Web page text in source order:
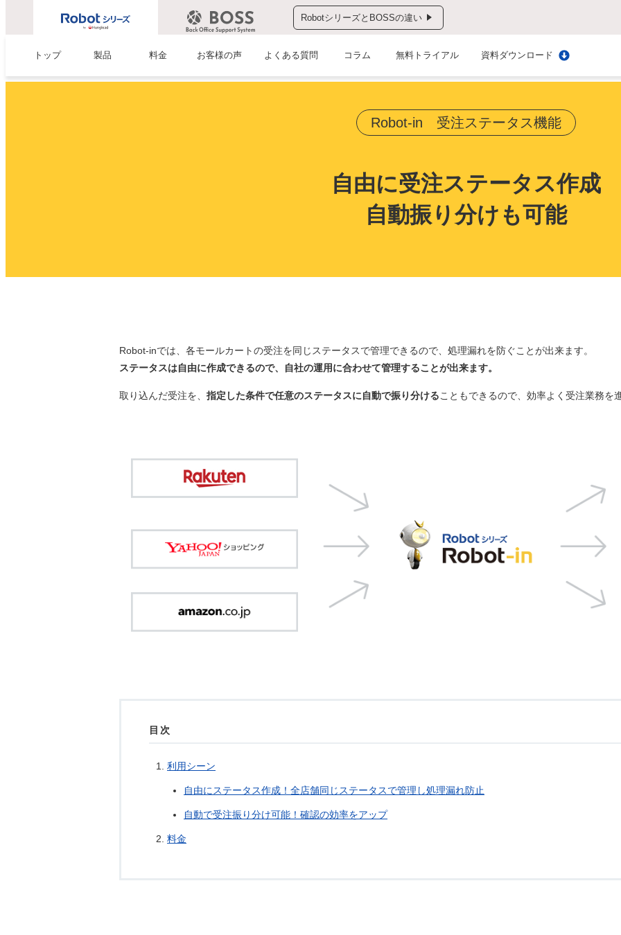
RobotシリーズとBOSSの違い
トップ 製品 料金 お客様の声 よくある質問 コラム 無料トライアル 資料ダウンロード
Robot-in 受注ステータス機能
自由に受注ステータス作成
自動振り分けも可能
Robot-inでは、各モールカートの受注を同じステータスで管理できるので、処理漏れを防ぐことが出来ます。
ステータスは自由に作成できるので、自社の運用に合わせて管理することが出来ます。
取り込んだ受注を、 指定した条件で任意のステータスに自動で振り分けることもできるので、効率よく受注業務を
目次
利用シーン
自由にステータス作成！全店舗同じステータスで管理し処理漏れ防止
自動で受注振り分け可能！確認の効率をアップ
料金